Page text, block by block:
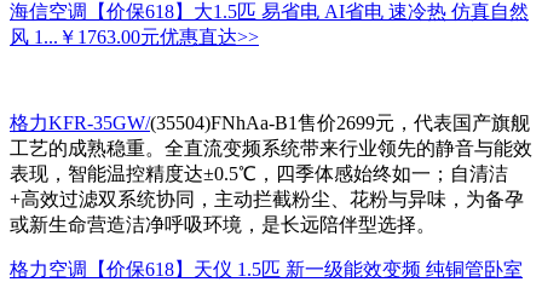
海信空调【价保618】大1.5匹 易省电 AI省电 速冷热 仿真自然
风 1... ￥1763.00元优惠直达>>
格力KFR-35GW/(35504)FNhAa-B1售价2699元，代表国产旗舰
工艺的成熟稳重。全直流变频系统带来行业领先的静音与能效
表现，智能温控精度达±0.5℃，四季体感始终如一；自清洁
+高效过滤双系统协同，主动拦截粉尘、花粉与异味，为备孕
或新生命营造洁净呼吸环境，是长远陪伴型选择。
格力空调【价保618】天仪 1.5匹 新一级能效变频 纯铜管卧室